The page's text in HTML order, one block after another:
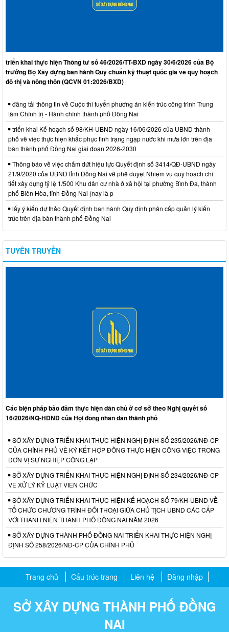
triển khai thực hiện Thông tư số 46/2026/TT-BXD ngày 30/6/2026 của Bộ
trưởng Bộ Xây dựng ban hành Quy chuẩn kỹ thuật quốc gia về quy hoạch
đô thị và nông thôn (QCVN 01:2026/BXD)
đăng tải thông tin về Cuộc thi tuyển phương án kiến trúc công trình Trung
tâm Chính trị - Hành chính thành phố Đồng Nai
triển khai Kế hoạch số 98/KH-UBND ngày 16/06/2026 của UBND thành
phố về việc thực hiện khắc phục tình trạng ngập nước khi mưa lớn trên địa
bàn thành phố Đồng Nai giai đoạn 2026-2030
Thông báo về việc chấm dứt hiệu lực Quyết định số 3414/QĐ-UBND ngày
21/9/2020 của UBND tỉnh Đồng Nai về phê duyệt Nhiệm vụ quy hoạch chi
tiết xây dựng tỷ lệ 1/500 Khu dân cư nhà ở xã hội tại phường Bình Đa, thành
phố Biên Hòa, tỉnh Đồng Nai (nay là p
lấy ý kiến dự thảo Quyết định ban hành Quy định phân cấp quản lý kiến
trúc trên địa bàn thành phố Đồng Nai
TUYÊN TRUYỀN
Các biện pháp bảo đảm thực hiện dân chủ ở cơ sở theo Nghị quyết số
16/2026/NQ-HĐND của Hội đồng nhân dân thành phố
SỞ XÂY DỰNG TRIỂN KHAI THỰC HIỆN NGHỊ ĐỊNH SỐ 235/2026/NĐ-CP
CỦA CHÍNH PHỦ VỀ KÝ KẾT HỢP ĐỒNG THỰC HIỆN CÔNG VIỆC TRONG
ĐƠN VỊ SỰ NGHIỆP CÔNG LẬP
SỞ XÂY DỰNG TRIỂN KHAI THỰC HIỆN NGHỊ ĐỊNH SỐ 234/2026/NĐ-CP
VỀ XỬ LÝ KỶ LUẬT VIÊN CHỨC
SỞ XÂY DỰNG TRIỂN KHAI THỰC HIỆN KẾ HOẠCH SỐ 79/KH-UBND VỀ
TỔ CHỨC CHƯƠNG TRÌNH ĐỐI THOẠI GIỮA CHỦ TỊCH UBND CÁC CẤP
VỚI THANH NIÊN THÀNH PHỐ ĐỒNG NAI NĂM 2026
SỞ XÂY DỰNG THÀNH PHỐ ĐỒNG NAI TRIỂN KHAI THỰC HIỆN NGHỊ
ĐỊNH SỐ 258/2026/NĐ-CP CỦA CHÍNH PHỦ
Trang chủ Cấu trúc trang Liên hệ Đăng nhập
SỞ XÂY DỰNG THÀNH PHỐ ĐỒNG
NAI